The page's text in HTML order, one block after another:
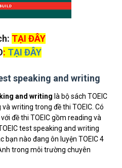
TẠI ĐÂY
: TẠI ĐÂY
speaking and writing
and writing là bộ sách TOEIC
writing trong đề thi TOEIC. Có
đề thi TOEIC gồm reading và
test speaking and writing
bạn nào đang ôn luyện TOEIC 4
trong môi trường chuyên